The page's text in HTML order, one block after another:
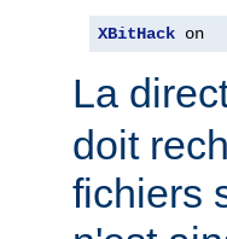
XBitHack on
La
doit
fichiers